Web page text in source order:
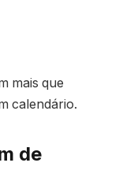
mais que
calendário.
de